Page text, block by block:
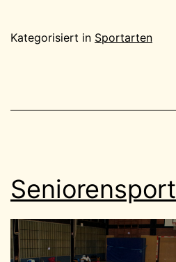
Kategorisiert in Sportarten
Seniorensport